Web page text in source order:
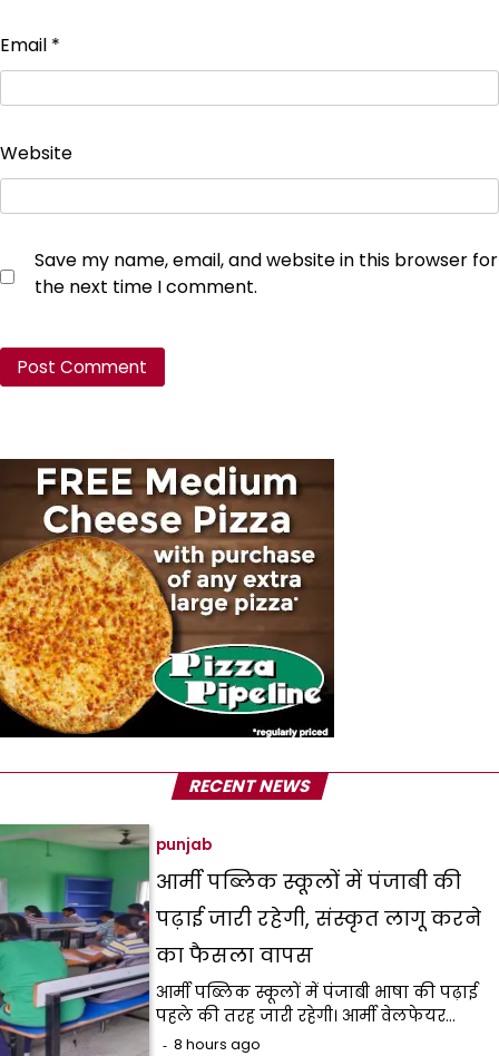
Email *
Website
Save my name, email, and website in this browser for
the next time I comment.
RECENT NEWS
punjab
आर्मी पब्लिक स्कूलों में पंजाबी की
पढ़ाई जारी रहेगी, संस्कृत लागू करने
का फैसला वापस
आर्मी पब्लिक स्कूलों में पंजाबी भाषा की पढ़ाई
पहले की तरह जारी रहेगी। आर्मी वेलफेयर…
8 hours ago